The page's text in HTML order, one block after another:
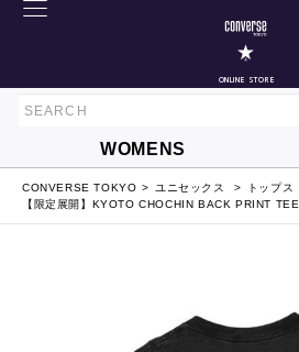
ONLINE STORE
WOMENS
CONVERSE TOKYO ユニセックス トップス
【限定展開】KYOTO CHOCHIN BACK PRINT TEE